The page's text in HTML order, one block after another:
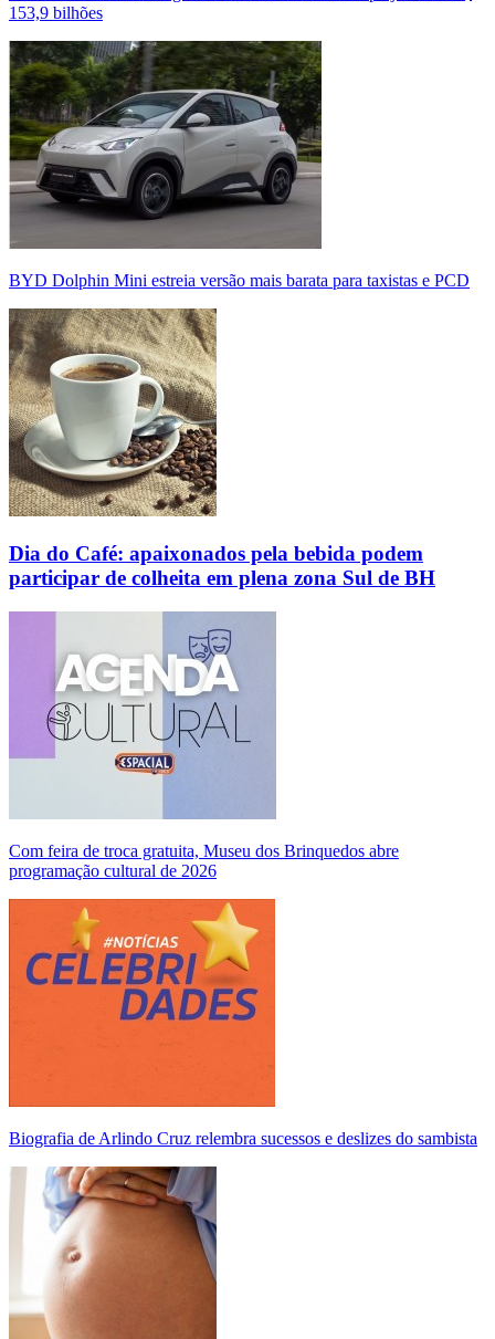
153,9 bilhões
BYD Dolphin Mini estreia versão mais barata para taxistas e PCD
Dia do Café: apaixonados pela bebida podem
participar de colheita em plena zona Sul de BH
Com feira de troca gratuita, Museu dos Brinquedos abre
programação cultural de 2026
Biografia de Arlindo Cruz relembra sucessos e deslizes do sambista